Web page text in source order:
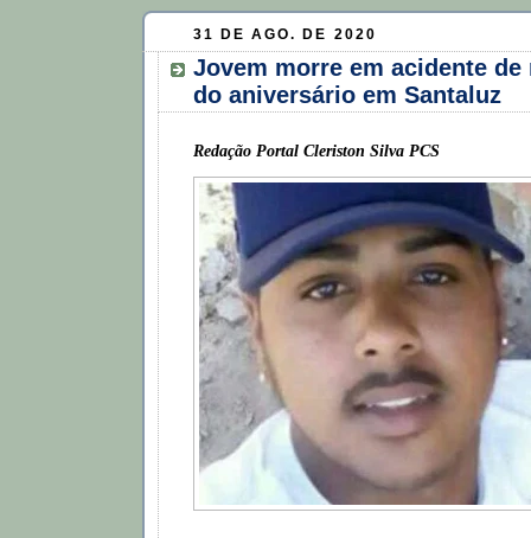
31 DE AGO. DE 2020
Jovem morre em acidente de
do aniversário em Santaluz
Redação Portal Cleriston Silva PCS